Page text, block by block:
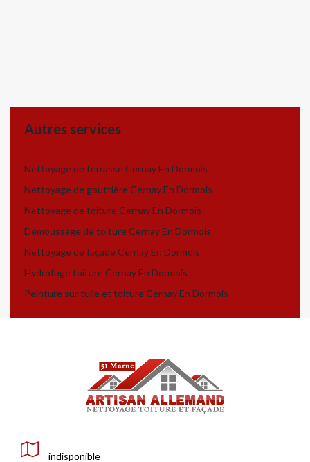
Autres services
Nettoyage de terrasse Cernay En Dormois
Nettoyage de gouttière Cernay En Dormois
Nettoyage de toiture Cernay En Dormois
Démoussage de toiture Cernay En Dormois
Nettoyage de façade Cernay En Dormois
Hydrofuge toiture Cernay En Dormois
Peinture sur tuile et toiture Cernay En Dormois
indisponible